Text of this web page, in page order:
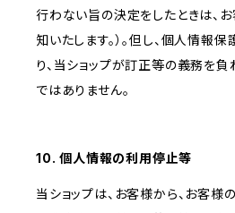
行わない旨の決定をしたときは、
知いたします。）。但し、個人情報
り、当ショップが訂正等の義務を
ではありません。
10. 個人情報の利用停止等
当ショップは、お客様から、お客様